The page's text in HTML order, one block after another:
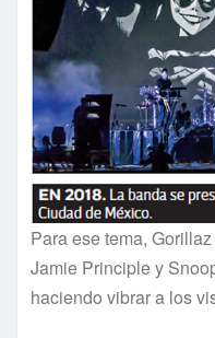
Para ese tema,
Jamie Principle y
haciendo vibrar a los